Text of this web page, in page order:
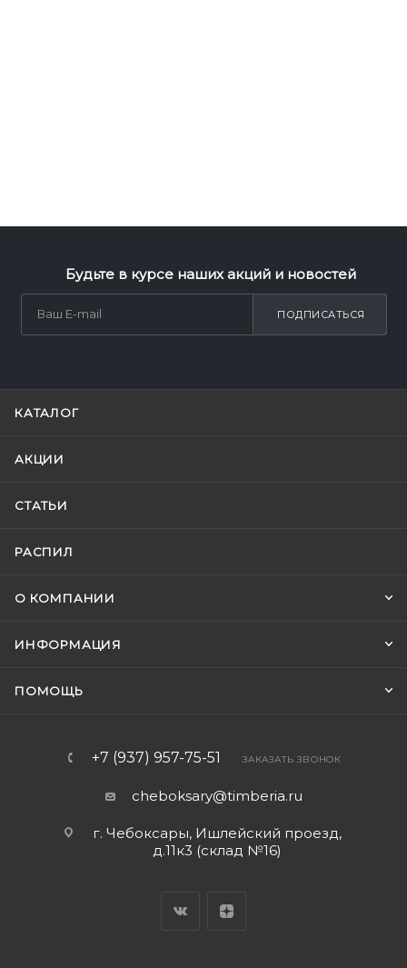
Будьте в курсе наших акций и новостей
ПОДПИСАТЬСЯ
КАТАЛОГ
АКЦИИ
СТАТЬИ
РАСПИЛ
О КОМПАНИИ
ИНФОРМАЦИЯ
ПОМОЩЬ
+7 (937) 957-75-51 ЗАКАЗАТЬ ЗВОНОК
cheboksary@timberia.ru
г. Чебоксары, Ишлейский проезд,
д.11к3 (склад №16)